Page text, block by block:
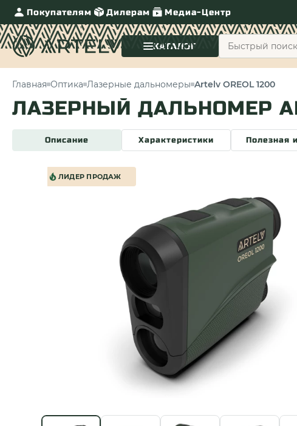
Покупателям Дилерам Медиа-Центр
КАТАЛОГ
Главная Оптика Лазерные дальномеры Artelv OREOL 1200
ЛАЗЕРНЫЙ ДАЛЬНОМЕР
Описание Характеристики Полезная
ЛИДЕР ПРОДАЖ